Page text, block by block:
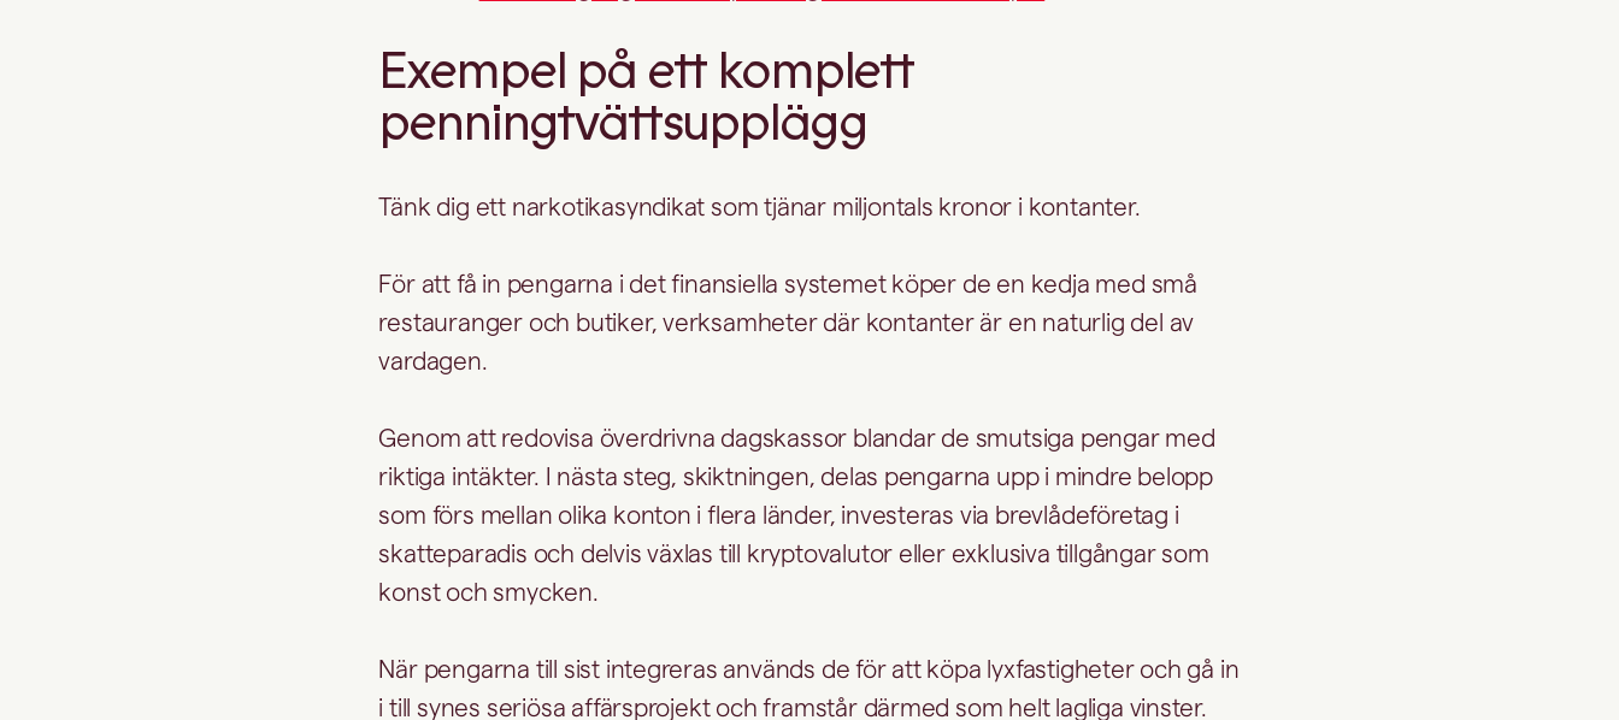
Exempel på ett komplett
penningtvättsupplägg
Tänk dig ett narkotikasyndikat som tjänar miljontals kronor i kontanter.
För att få in pengarna i det finansiella systemet köper de en kedja med små
restauranger och butiker, verksamheter där kontanter är en naturlig del av
vardagen.
Genom att redovisa överdrivna dagskassor blandar de smutsiga pengar med
riktiga intäkter. I nästa steg, skiktningen, delas pengarna upp i mindre belopp
som förs mellan olika konton i flera länder, investeras via brevlådeföretag i
skatteparadis och delvis växlas till kryptovalutor eller exklusiva tillgångar som
konst och smycken.
När pengarna till sist integreras används de för att köpa lyxfastigheter och gå in
i till synes seriösa affärsprojekt och framstår därmed som helt lagliga vinster.